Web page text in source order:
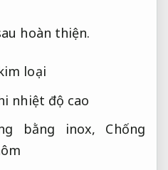
hoàn thiện.
loại
nhiệt độ cao
bằng inox, Chống